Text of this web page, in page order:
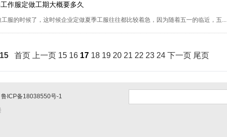
作服定做工期大概要多久
服的时候了，这时候企业定做夏季工服往往都比较着急，因为随着五一的临近，五...
首页 上一页 15 16 17 18 19 20 21 22 23 24 下一页 尾页
鲁ICP备18038550号-1